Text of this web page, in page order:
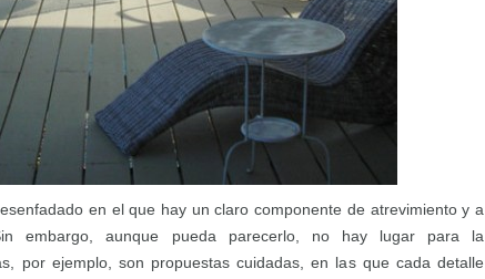
en el que hay un claro componente de atrevimiento y a
embargo, aunque pueda parecerlo, no hay lugar para la
por ejemplo, son propuestas cuidadas, en las que cada detalle